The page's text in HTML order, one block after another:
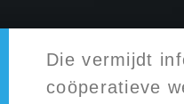
Die vermijdt
coöperatieve